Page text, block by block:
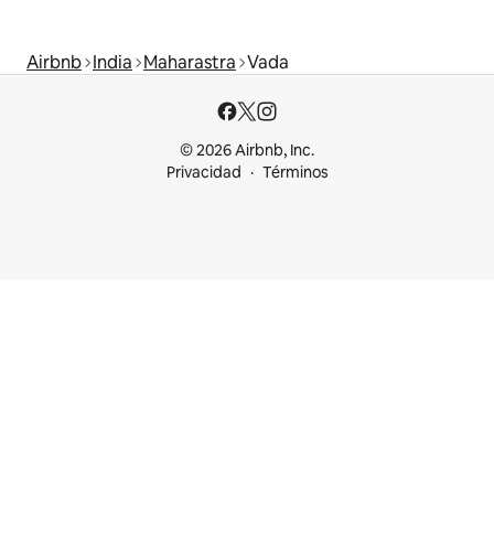
Airbnb India Maharastra Vada
© 2026 Airbnb, Inc.
Privacidad
Términos